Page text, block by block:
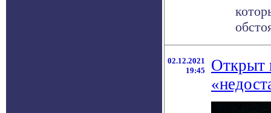
02.12.2021
19:45
Открыт